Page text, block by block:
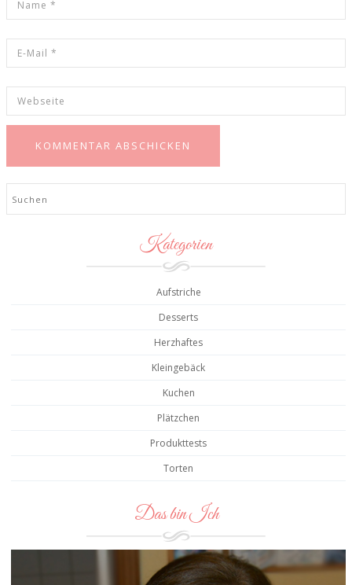
Kategorien
Aufstriche
Desserts
Herzhaftes
Kleingebäck
Kuchen
Plätzchen
Produkttests
Torten
Das bin Ich